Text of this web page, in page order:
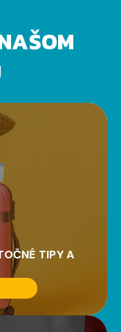
TIPY A